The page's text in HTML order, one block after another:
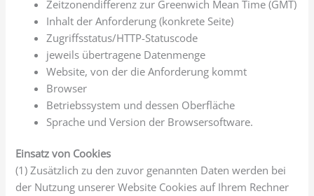
Zeitzonendifferenz zur Greenwich Mean Time (GMT)
Inhalt der Anforderung (konkrete Seite)
Zugriffsstatus/HTTP-Statuscode
jeweils übertragene Datenmenge
Website, von der die Anforderung kommt
Browser
Betriebssystem und dessen Oberfläche
Sprache und Version der Browsersoftware.
Einsatz von Cookies
(1) Zusätzlich zu den zuvor genannten Daten werden bei
der Nutzung unserer Website Cookies auf Ihrem Rechner